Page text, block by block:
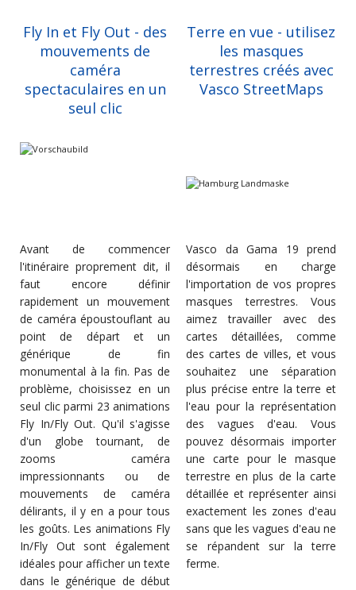
Fly In et Fly Out - des
mouvements de
caméra
spectaculaires en un
seul clic
Terre en vue - utilisez
les masques
terrestres créés avec
Vasco StreetMaps
Avant de commencer
l'itinéraire proprement dit, il
faut encore définir
rapidement un mouvement
de caméra époustouflant au
point de départ et un
générique de fin
monumental à la fin. Pas de
problème, choisissez en un
seul clic parmi 23 animations
Fly In/Fly Out. Qu'il s'agisse
d'un globe tournant, de
zooms caméra
impressionnants ou de
mouvements de caméra
délirants, il y en a pour tous
les goûts. Les animations Fly
In/Fly Out sont également
idéales pour afficher un texte
dans le générique de début
Vasco da Gama 19 prend
désormais en charge
l'importation de vos propres
masques terrestres. Vous
aimez travailler avec des
cartes détaillées, comme
des cartes de villes, et vous
souhaitez une séparation
plus précise entre la terre et
l'eau pour la représentation
des vagues d'eau. Vous
pouvez désormais importer
une carte pour le masque
terrestre en plus de la carte
détaillée et représenter ainsi
exactement les zones d'eau
sans que les vagues d'eau ne
se répandent sur la terre
ferme.